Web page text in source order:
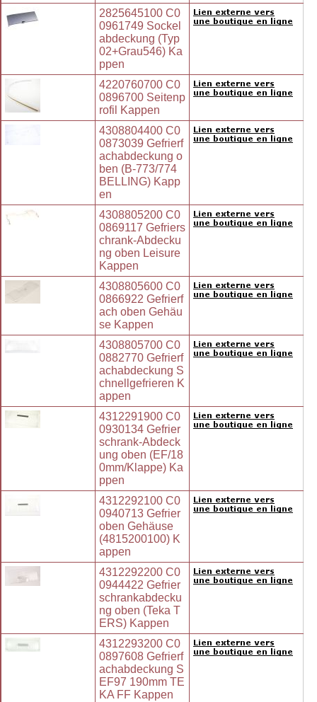
2825645100 C0
0961749 Sockel
abdeckung (Typ
02+Grau546) Ka
ppen
4220760700 C0
0896700 Seitenp
rofil Kappen
4308804400 C0
0873039 Gefrierf
achabdeckung o
ben (B-773/774
BELLING) Kapp
en
4308805200 C0
0869117 Gefriers
chrank-Abdecku
ng oben Leisure
Kappen
4308805600 C0
0866922 Gefrierf
ach oben Gehäu
se Kappen
4308805700 C0
0882770 Gefrierf
achabdeckung S
chnellgefrieren K
appen
4312291900 C0
0930134 Gefrier
schrank-Abdeck
ung oben (EF/18
0mm/Klappe) Ka
ppen
4312292100 C0
0940713 Gefrier
oben Gehäuse
(4815200100) K
appen
4312292200 C0
0944422 Gefrier
schrankabdecku
ng oben (Teka T
ERS) Kappen
4312293200 C0
0897608 Gefrierf
achabdeckung S
EF97 190mm TE
KA FF Kappen